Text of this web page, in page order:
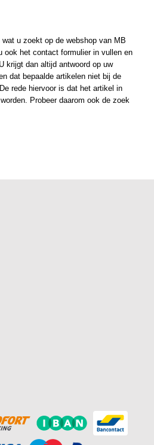
u zoekt op de webshop van MB
ook het contact formulier in vullen en
krijgt dan altijd antwoord op uw
dat bepaalde artikelen niet bij de
rede hiervoor is dat het artikel in
Probeer daarom ook de zoek